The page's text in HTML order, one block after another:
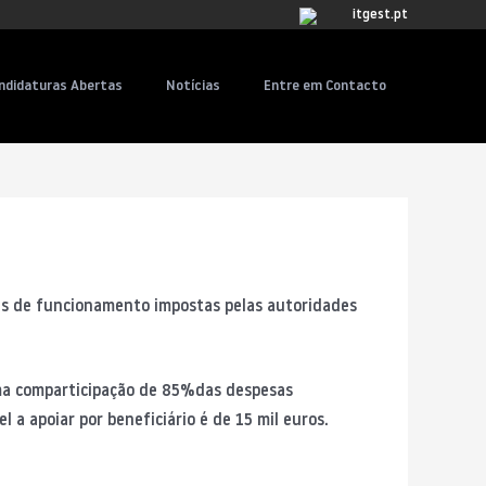
itgest.pt
Abertas Notícias Entre em Contacto
de funcionamento impostas pelas autoridades
de 85%das despesas
a apoiar por beneficiário é de 15 mil euros.